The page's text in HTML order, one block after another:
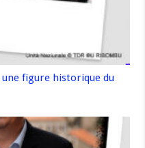
figure historique du